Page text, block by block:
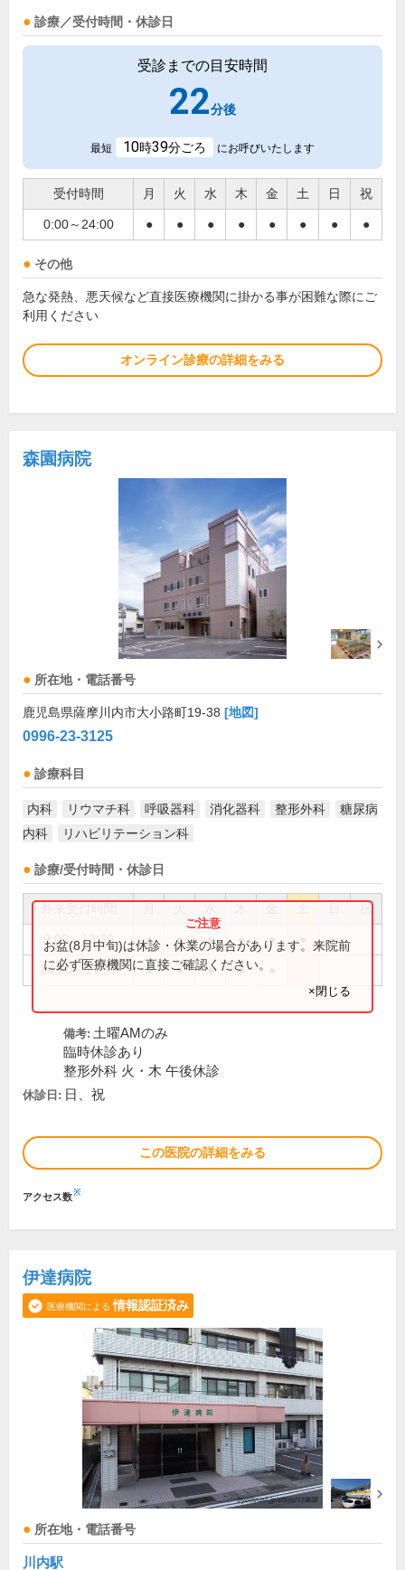
診療／受付時間・休診日
受診までの目安時間
22分後
最短 10時39分ごろ にお呼びいたします
受付時間 月 火 水 木 金 土 日 祝
0:00～24:00 ● ● ● ● ● ● ● ●
その他
急な発熱、悪天候など直接医療機関に掛かる事が困難な際にご
利用ください
オンライン診療の詳細をみる
森園病院
所在地・電話番号
鹿児島県薩摩川内市大小路町19-38 [地図]
0996-23-3125
診療科目
内科 リウマチ科 呼吸器科 消化器科 整形外科
糖尿病
内科
リハビリテーション科
診療/受付時間・休診日
祝
9:00～12:30 ● ● ● ● ●
14:00～17:30 ● ● ● ●
お盆(8月中旬)は休診・休業の場合があります。来院前
に必ず医療機関に直接ご確認ください。
×閉じる
備考: 土曜AMのみ
臨時休診あり
整形外科 火・木 午後休診
休診日: 日、祝
この医院の詳細をみる
アクセス数※
伊達病院
医療機関による 情報認証済み
所在地・電話番号
川内駅